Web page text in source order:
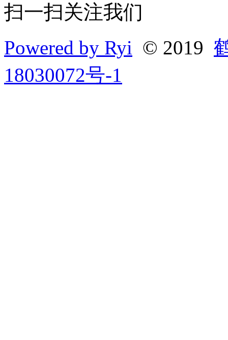
扫一扫关注我们
Powered by Ryi © 2019
18030072号-1